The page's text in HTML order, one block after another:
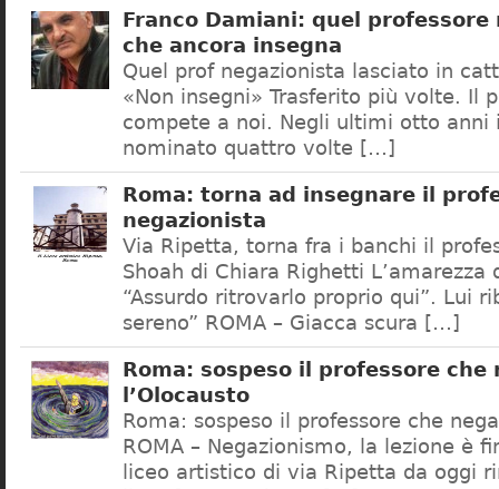
Franco Damiani: quel professore
che ancora insegna
Quel prof negazionista lasciato in
«Non insegni» Trasferito più volte. Il
compete a noi. Negli ultimi otto anni
nominato quattro volte […]
Roma: torna ad insegnare il
negazionista
Via Ripetta, torna fra i banchi il
Shoah di Chiara Righetti L’amarezza
“Assurdo ritrovarlo proprio qui”. Lui
sereno” ROMA – Giacca scura […]
Roma: sospeso il professore che
l’Olocausto
Roma: sospeso il professore che
ROMA – Negazionismo, la lezione è
liceo artistico di via Ripetta da oggi